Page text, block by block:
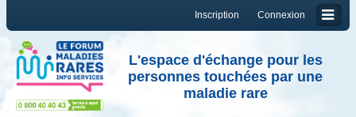
Connexion
Inscription
L'espace d'échange pour les
personnes touchées par une
maladie rare